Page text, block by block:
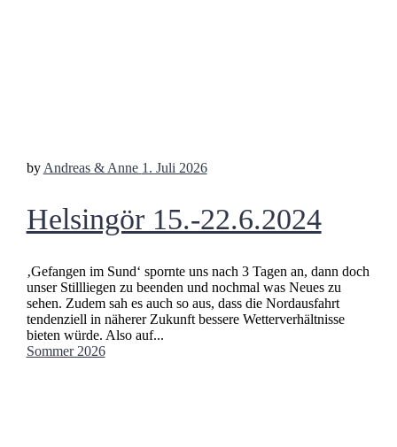
by Andreas & Anne 1. Juli 2026
Helsingör 15.-22.6.2024
‚Gefangen im Sund‘ spornte uns nach 3 Tagen an, dann doch
unser Stillliegen zu beenden und nochmal was Neues zu
sehen. Zudem sah es auch so aus, dass die Nordausfahrt
tendenziell in näherer Zukunft bessere Wetterverhältnisse
bieten würde. Also auf...
Sommer 2026